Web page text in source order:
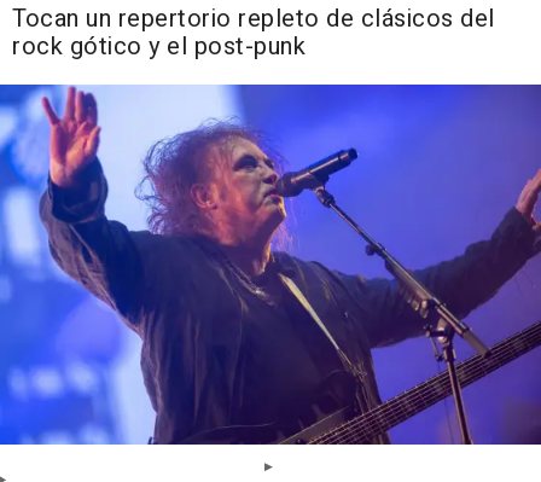
Tocan un repertorio repleto de clásicos del
rock gótico y el post-punk